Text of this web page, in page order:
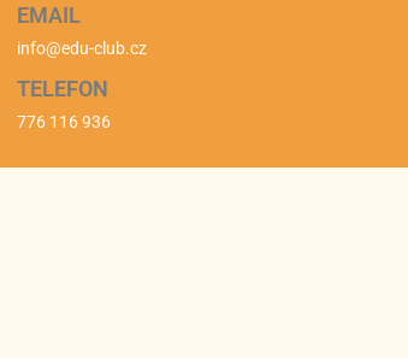
EMAIL
info@edu-club.cz
TELEFON
776 116 936